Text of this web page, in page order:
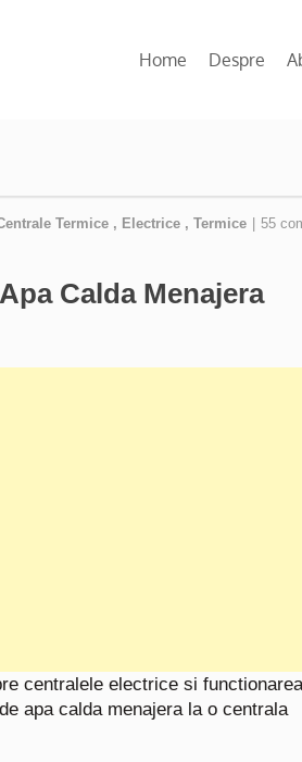
Home Despre
Termice , Electrice , Termice 55
Calda Menajera
centralele electrice si
apa calda menajera la o centrala